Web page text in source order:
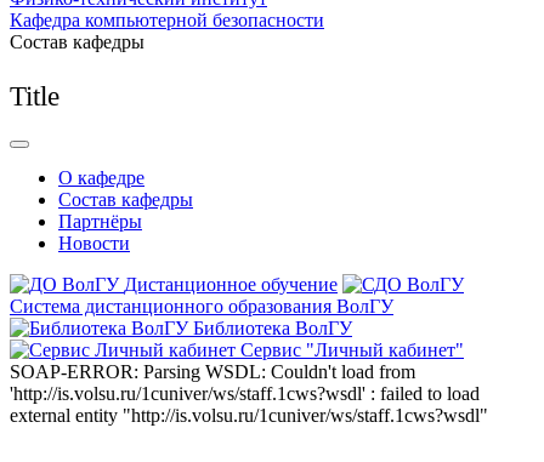
Кафедра компьютерной безопасности
Состав кафедры
Title
О кафедре
Состав кафедры
Партнёры
Новости
Дистанционное обучение
Система дистанционного образования ВолГУ
Библиотека ВолГУ
Сервис "Личный кабинет"
SOAP-ERROR: Parsing WSDL: Couldn't load from
'http://is.volsu.ru/1cuniver/ws/staff.1cws?wsdl' : failed to load
external entity "http://is.volsu.ru/1cuniver/ws/staff.1cws?wsdl"